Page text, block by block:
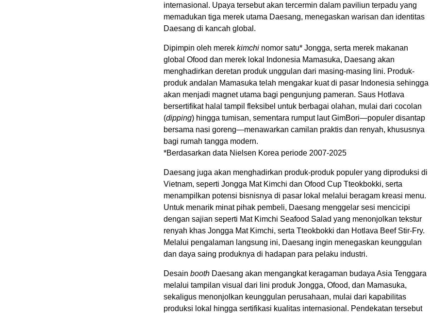
internasional. Upaya tersebut akan tercermin dalam paviliun terpadu yang
memadukan tiga merek utama Daesang, menegaskan warisan dan identitas
Daesang di kancah global.
Dipimpin oleh merek kimchi nomor satu* Jongga, serta merek makanan
global Ofood dan merek lokal Indonesia Mamasuka, Daesang akan
menghadirkan deretan produk unggulan dari masing-masing lini. Produk-
produk andalan Mamasuka telah mengakar kuat di pasar Indonesia sehingga
akan menjadi magnet utama bagi pengunjung pameran. Saus Hotlava
bersertifikat halal tampil fleksibel untuk berbagai olahan, mulai dari cocolan
(dipping) hingga tumisan, sementara rumput laut GimBori—populer disantap
bersama nasi goreng—menawarkan camilan praktis dan renyah, khususnya
bagi rumah tangga modern.
*Berdasarkan data Nielsen Korea periode 2007-2025
Daesang juga akan menghadirkan produk-produk populer yang diproduksi di
Vietnam, seperti Jongga Mat Kimchi dan Ofood Cup Tteokbokki, serta
menampilkan potensi bisnisnya di pasar lokal melalui beragam kreasi menu.
Untuk menarik minat pihak pembeli, Daesang menggelar sesi mencicipi
dengan sajian seperti Mat Kimchi Seafood Salad yang menonjolkan tekstur
renyah khas Jongga Mat Kimchi, serta Tteokbokki dan Hotlava Beef Stir-Fry.
Melalui pengalaman langsung ini, Daesang ingin menegaskan keunggulan
dan daya saing produknya di hadapan para pelaku industri.
Desain booth Daesang akan mengangkat keragaman budaya Asia Tenggara
melalui tampilan visual dari lini produk Jongga, Ofood, dan Mamasuka,
sekaligus menonjolkan keunggulan perusahaan, mulai dari kapabilitas
produksi lokal hingga sertifikasi kualitas internasional. Pendekatan tersebut